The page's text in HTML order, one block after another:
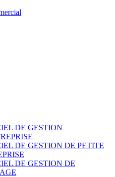
DE GESTION
DE GESTION DE PETITE
DE GESTION DE